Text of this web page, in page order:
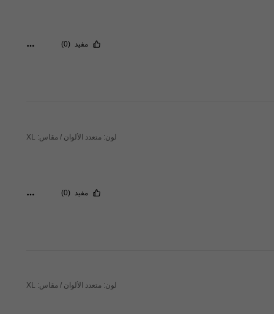
مفيد (0)
لون: متعدد الألوان / مقاس: XL
مفيد (0)
لون: متعدد الألوان / مقاس: XL